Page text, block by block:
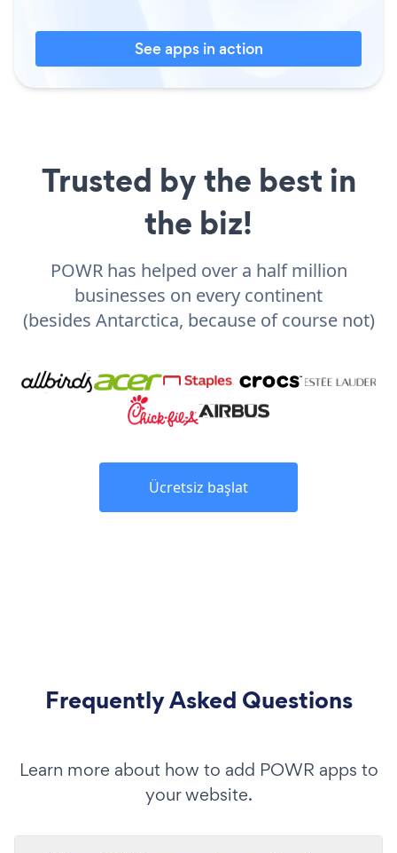
See apps in action
Trusted by the best in
the biz!
POWR has helped over a half million
businesses on every continent
(besides Antarctica, because of course not)
Ücretsiz başlat
Frequently Asked Questions
Learn more about how to add POWR apps to
your website.